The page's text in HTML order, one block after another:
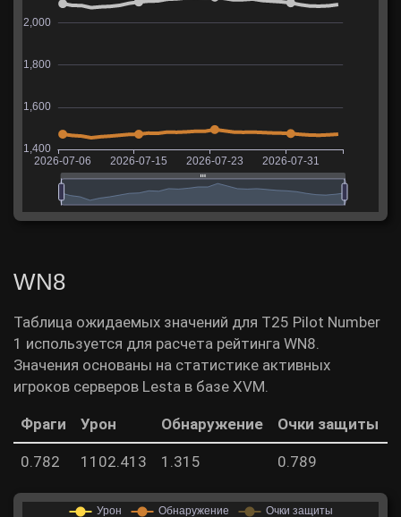
WN8
Таблица ожидаемых значений для T25 Pilot Number
1 используется для расчета рейтинга WN8.
Значения основаны на статистике активных
игроков серверов Lesta в базе XVM.
Фраги Урон Обнаружение Очки защиты
0.782 1102.413 1.315 0.789